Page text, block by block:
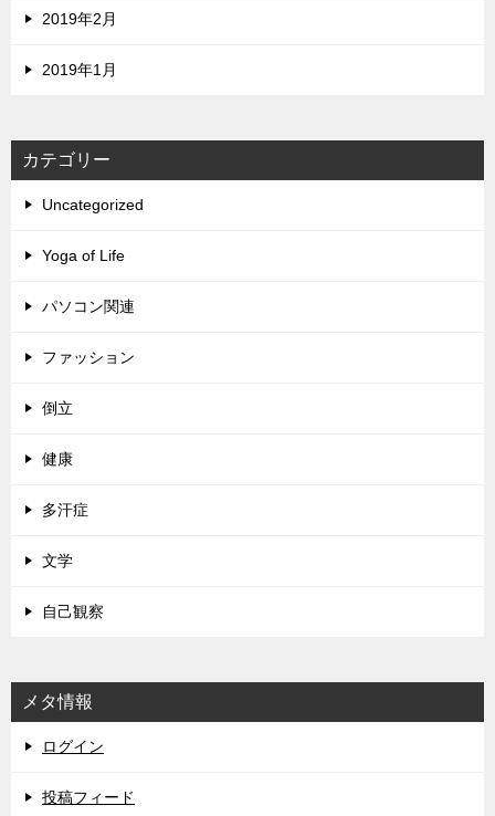
2019年2月
2019年1月
カテゴリー
Uncategorized
Yoga of Life
パソコン関連
ファッション
倒立
健康
多汗症
文学
自己観察
メタ情報
ログイン
投稿フィード